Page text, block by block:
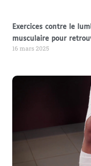
Exercices contre le
musculaire pour
16 mars 2025